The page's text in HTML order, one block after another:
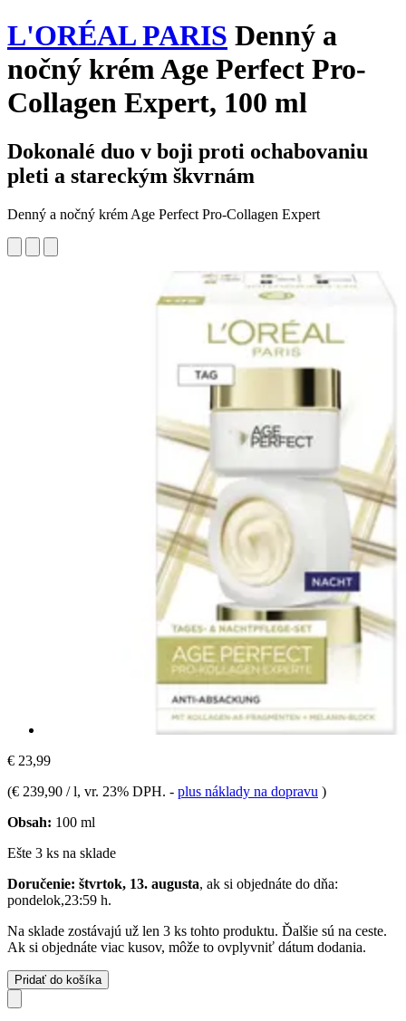
L'ORÉAL PARIS Denný a
nočný krém Age Perfect Pro-
Collagen Expert, 100 ml
Dokonalé duo v boji proti ochabovaniu
pleti a stareckým škvrnám
Denný a nočný krém Age Perfect Pro-Collagen Expert
€ 23,99
(€ 239,90 / l, vr. 23% DPH. - plus náklady na dopravu )
Obsah: 100 ml
Ešte 3 ks na sklade
Doručenie: štvrtok, 13. augusta, ak si objednáte do dňa:
pondelok,23:59 h.
Na sklade zostávajú už len 3 ks tohto produktu. Ďalšie sú na ceste.
Ak si objednáte viac kusov, môže to ovplyvniť dátum dodania.
Pridať do košíka